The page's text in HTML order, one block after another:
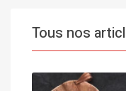
Tous nos